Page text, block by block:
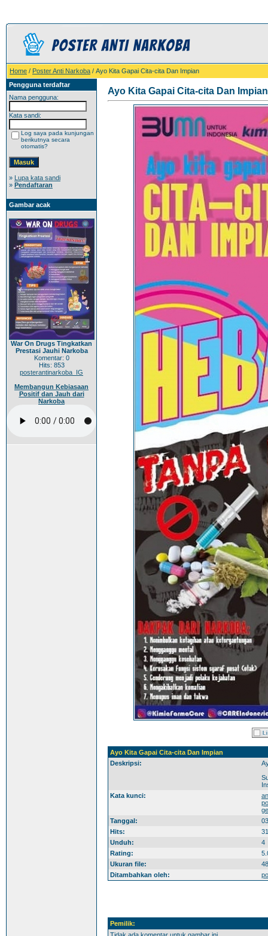
Home / Poster Anti Narkoba / Ayo Kita Gapai Cita-cita Dan Impian
Pengguna terdaftar
Nama pengguna:
Kata sandi:
Log saya pada kunjungan
berikutnya secara
otomatis?
» Lupa kata sandi
» Pendaftaran
Gambar acak
War On Drugs Tingkatkan
Prestasi Jauhi Narkoba
Komentar: 0
Hits: 853
posterantinarkoba_IG
Membangun Kebiasaan
Positif dan Jauh dari
Narkoba
Ayo Kita Gapai Cita-cita Dan Impian
Ayo Kita Gapai Cita-cita Dan Impian
Deskripsi:
Kata kunci:
Tanggal:
Hits:
Unduh:
4
Rating:
Ukuran file:
Ditambahkan oleh:
Pemilik: